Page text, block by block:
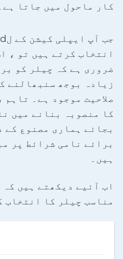
کار ماحول میں جاتا
انتخاب کرتے ہیں تو ،
ضروری ہے کہ چیلر کو
زیادہ بوجھ سنبھالنے
صلاحیت موجود ہے۔
کا منصوبہ بنانے میں
بجائے ہماری مصنوع کے
ہیں۔
اب آئیے دیکھتے ہیں
مناسب چیلر کا انتخاب